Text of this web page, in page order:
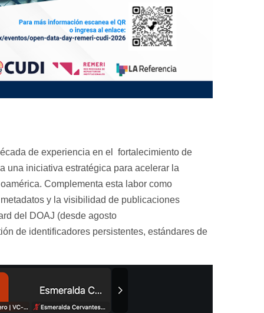
de experiencia en el fortalecimiento de
una iniciativa estratégica para acelerar la
Complementa esta labor como
y la visibilidad de publicaciones
del DOAJ (desde agosto
de identificadores persistentes, estándares de